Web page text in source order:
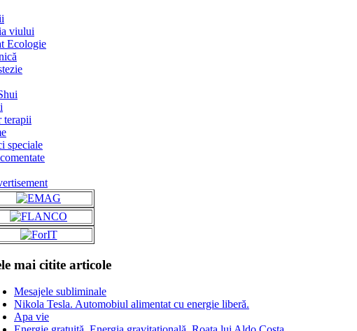
viului
Ecologie
terapii
speciale
mai citite articole
Mesajele subliminale
Nikola Tesla. Automobiul alimentat cu energie liberă.
Apa vie